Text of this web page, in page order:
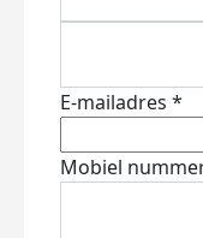
E-mailadres *
Mobiel